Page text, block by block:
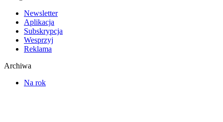
Newsletter
Aplikacja
Subskrypcja
Wesprzyj
Reklama
Archiwa
Na rok